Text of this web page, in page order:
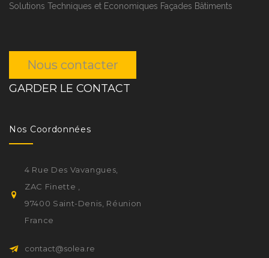
Solutions Techniques et Economiques Façades Bâtiments
Nous contacter
GARDER LE CONTACT
Nos Coordonnées
4 Rue Des Vavangues,
ZAC Finette ,
97400 Saint-Denis, Réunion
France
contact@solea.re